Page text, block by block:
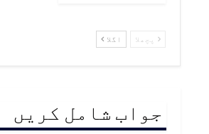
پچھلا اگلا
جواب شامل کریں